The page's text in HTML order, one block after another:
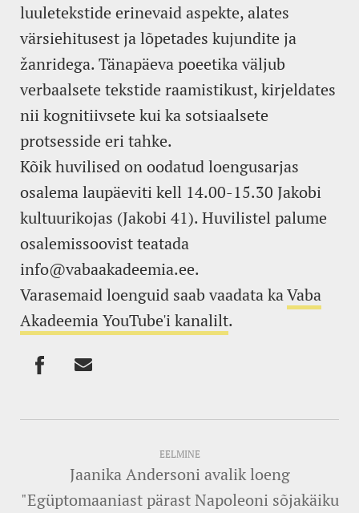
luuletekstide erinevaid aspekte, alates
värsiehitusest ja lõpetades kujundite ja
žanridega. Tänapäeva poeetika väljub
verbaalsete tekstide raamistikust, kirjeldates
nii kognitiivsete kui ka sotsiaalsete
protsesside eri tahke.
Kõik huvilised on oodatud loengusarjas
osalema laupäeviti kell 14.00-15.30 Jakobi
kultuurikojas (Jakobi 41). Huvilistel palume
osalemissoovist teatada
info@vabaakadeemia.ee.
Varasemaid loenguid saab vaadata kaVaba
Akadeemia YouTube'i kanalilt.
EELMINE
Jaanika Andersoni avalik loeng
"Egüptomaaniast pärast Napoleoni sõjakäiku